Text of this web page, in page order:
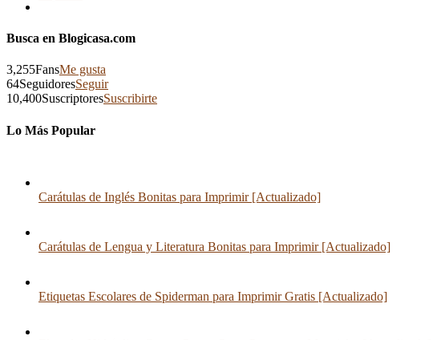
Busca en Blogicasa.com
3,255FansMe gusta
64SeguidoresSeguir
10,400SuscriptoresSuscribirte
Lo Más Popular
Carátulas de Inglés Bonitas para Imprimir [Actualizado]
Carátulas de Lengua y Literatura Bonitas para Imprimir [Actualizado]
Etiquetas Escolares de Spiderman para Imprimir Gratis [Actualizado]